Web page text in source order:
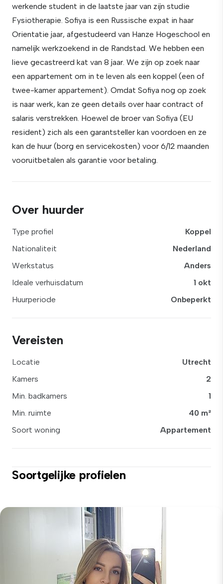
werkende student in de laatste jaar van zijn studie
Fysiotherapie. Sofiya is een Russische expat in haar
Orientatie jaar, afgestudeerd van Hanze Hogeschool en
namelijk werkzoekend in de Randstad. We hebben een
lieve gecastreerd kat van 8 jaar. We zijn op zoek naar
een appartement om in te leven als een koppel (een of
twee-kamer appartement). Omdat Sofiya nog op zoek
is naar werk, kan ze geen details over haar contract of
salaris verstrekken. Hoewel de broer van Sofiya (EU
resident) zich als een garantsteller kan voordoen en ze
kan de huur (borg en servicekosten) voor 6/12 maanden
vooruitbetalen als garantie voor betaling.
Over huurder
Type profiel
Koppel
Nationaliteit
Nederland
Werkstatus
Anders
Ideale verhuisdatum
1 okt
Huurperiode
Onbeperkt
Vereisten
Locatie
Utrecht
Kamers
2
Min. badkamers
1
Min. ruimte
40 m²
Soort woning
Appartement
Soortgelijke profielen